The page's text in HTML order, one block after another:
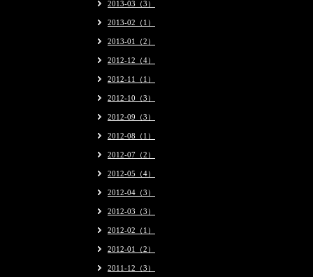
2013-03（3）
2013-02（1）
2013-01（2）
2012-12（4）
2012-11（1）
2012-10（3）
2012-09（3）
2012-08（1）
2012-07（2）
2012-05（4）
2012-04（3）
2012-03（3）
2012-02（1）
2012-01（2）
2011-12（3）